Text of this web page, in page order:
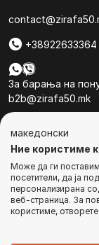
+38922633364
За барања на
b2b@zirafa50.mk
македонски
Ние користиме
Може да ги
посетители, да ја
персонализирана
веб-страница. За
користиме, отворете